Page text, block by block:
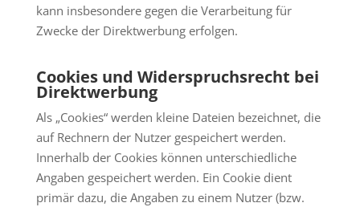
kann insbesondere gegen die Verarbeitung für
Zwecke der Direktwerbung erfolgen.
Cookies und Widerspruchsrecht bei
Direktwerbung
Als „Cookies“ werden kleine Dateien bezeichnet, die
auf Rechnern der Nutzer gespeichert werden.
Innerhalb der Cookies können unterschiedliche
Angaben gespeichert werden. Ein Cookie dient
primär dazu, die Angaben zu einem Nutzer (bzw.